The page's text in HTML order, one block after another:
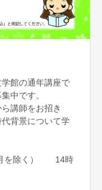
学館の通年講座で
中です。
講師をお招き
背景について学
月を除く） 14時